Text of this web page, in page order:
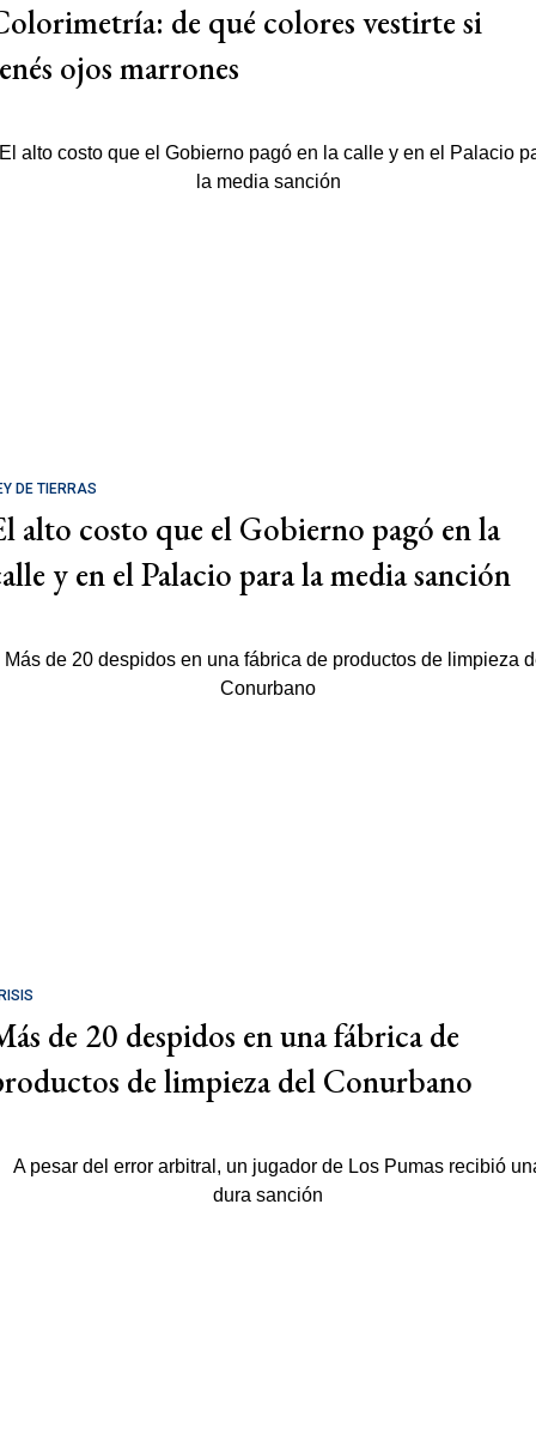
de qué colores vestirte si
ojos marrones
DE TIERRAS
alto costo que el Gobierno pagó en la
y en el Palacio para la media sanción
de 20 despidos en una fábrica de
de limpieza del Conurbano